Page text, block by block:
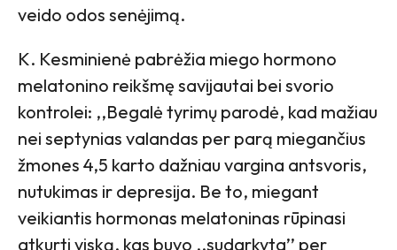
veido odos senėjimą.
K. Kesminienė pabrėžia miego hormono
melatonino reikšmę savijautai bei svorio
kontrolei: ,,Begalė tyrimų parodė, kad mažiau
nei septynias valandas per parą miegančius
žmones 4,5 karto dažniau vargina antsvoris,
nutukimas ir depresija. Be to, miegant
veikiantis hormonas melatoninas rūpinasi
atkurti viską, kas buvo ,,sudarkyta’’ per